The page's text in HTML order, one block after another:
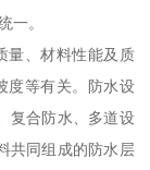
一。
量、材料性能及质
度等有关。防水设
复合防水、多道设
共同组成的防水层